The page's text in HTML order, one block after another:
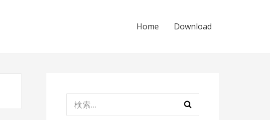
Home Download
索: